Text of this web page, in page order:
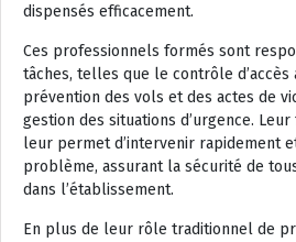
dispensés efficacement.
Ces professionnels formés sont
tâches, telles que le contrôle d’accès
prévention des vols et des actes de
gestion des situations d’urgence.
leur permet d’intervenir rapidement
problème, assurant la sécurité de
dans l’établissement.
En plus de leur rôle traditionnel de